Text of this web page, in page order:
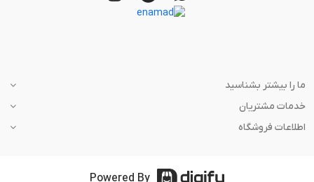
ما را بیشتر بشناسید
خدمات مشتریان
اطلاعات فروشگاه
Powered By